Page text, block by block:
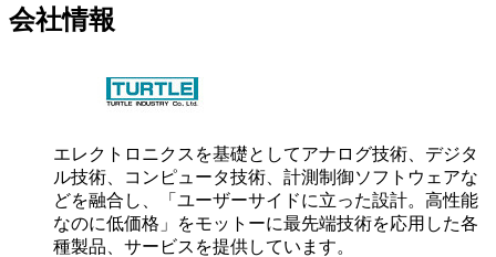
会社情報
エレクトロニクスを基礎としてアナログ技術、デジタ
ル技術、コンピュータ技術、計測制御ソフトウェアな
どを融合し、「ユーザーサイドに立った設計。高性能
なのに低価格」をモットーに最先端技術を応用した各
種製品、サービスを提供しています。